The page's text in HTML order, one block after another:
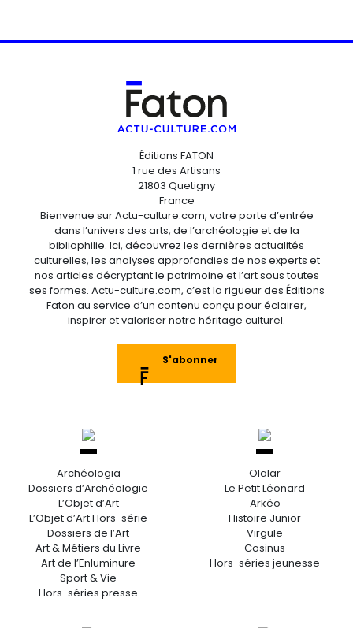
Éditions FATON
1 rue des Artisans
21803 Quetigny
France
Bienvenue sur Actu-culture.com, votre porte d’entrée
dans l’univers des arts, de l’archéologie et de la
bibliophilie. Ici, découvrez les dernières actualités
culturelles, les analyses approfondies de nos experts et
nos articles décryptant le patrimoine et l’art sous toutes
ses formes. Actu-culture.com, c’est la rigueur des Éditions
Faton au service d’un contenu conçu pour éclairer,
inspirer et valoriser notre héritage culturel.
S'abonner
Archéologia
Dossiers d’Archéologie
L’Objet d’Art
L’Objet d’Art Hors-série
Dossiers de l’Art
Art & Métiers du Livre
Art de l’Enluminure
Sport & Vie
Hors-séries presse
Olalar
Le Petit Léonard
Arkéo
Histoire Junior
Virgule
Cosinus
Hors-séries jeunesse